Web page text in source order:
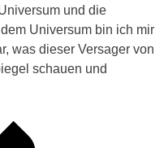
und die
Universum bin ich mir
was dieser Versager von
schauen und